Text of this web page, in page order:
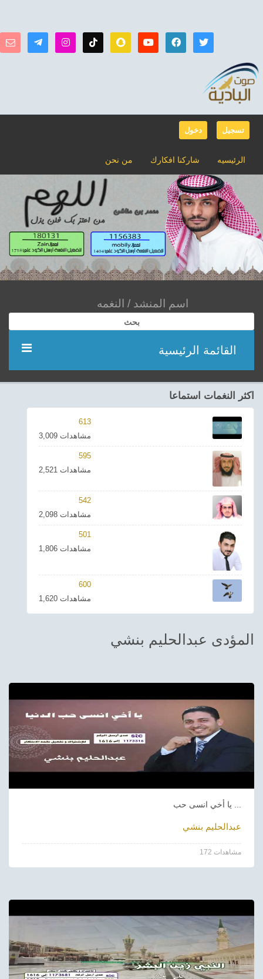
دخول تسجيل
من نحن شاركنا افكارك الرئيسيه
بحث
القائمة الرئيسية
مؤديين
شعر
اناشيد
ادعية
احدث الفيديوهات
ترفيهي
Asian
Foreign
Sudani tones
اكثر النغمات استماعا
613
3,009 مشاهدات
595
2,521 مشاهدات
542
2,098 مشاهدات
501
1,806 مشاهدات
600
1,620 مشاهدات
المؤدى عبدالحليم بنشي
عبدالحليم بنشي
172 مشاهدات